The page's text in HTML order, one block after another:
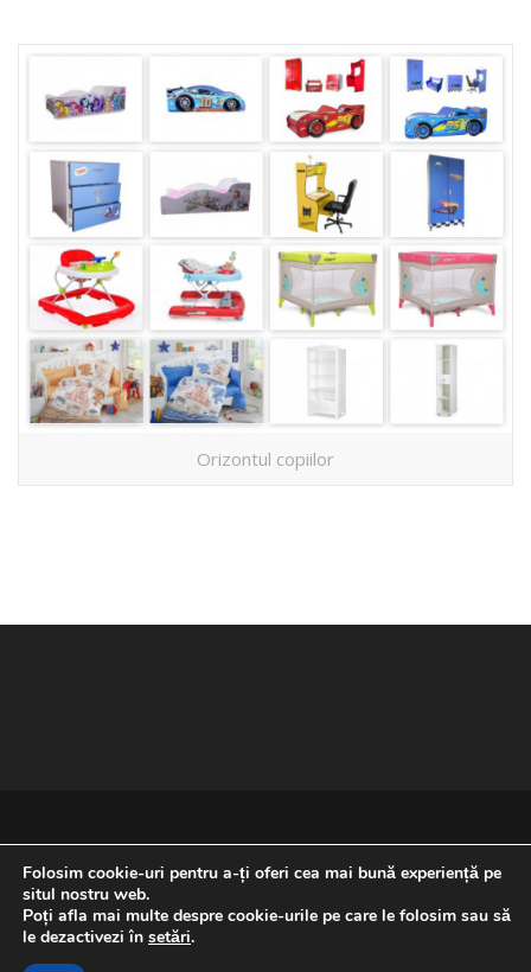
Orizontul copiilor
REVENIRE LA ÎNCEPUTUL PAGINII
Folosim cookie-uri pentru a-ți oferi cea mai bună experiență pe
situl nostru web.
Poți afla mai multe despre cookie-urile pe care le folosim sau să
le dezactivezi în setări.